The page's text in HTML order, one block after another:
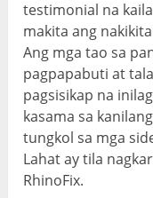
testimonial na
makita ang
Ang mga tao sa
pagpapabuti at
pagsisikap na
kasama sa
tungkol sa mga
Lahat ay tila
RhinoFix.